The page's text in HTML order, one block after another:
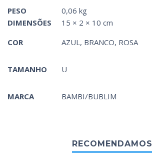
PESO
0,06 kg
DIMENSÕES
15 × 2 × 10 cm
COR
AZUL, BRANCO, ROSA
TAMANHO U
MARCA BAMBI/BUBLIM
RECOMENDAMOS